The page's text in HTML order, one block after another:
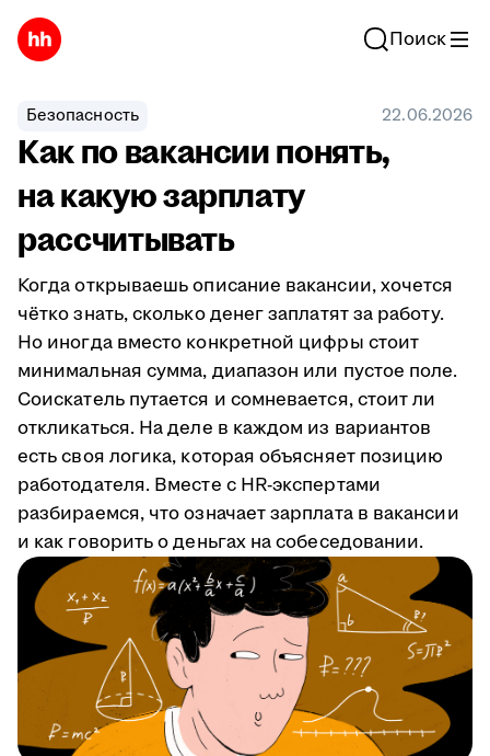
Поиск
Безопасность 22.06.2026
Как по вакансии понять,
на какую зарплату
рассчитывать
Когда открываешь описание вакансии, хочется
чётко знать, сколько денег заплатят за работу.
Но иногда вместо конкретной цифры стоит
минимальная сумма, диапазон или пустое поле.
Соискатель путается и сомневается, стоит ли
откликаться. На деле в каждом из вариантов
есть своя логика, которая объясняет позицию
работодателя. Вместе с HR-экспертами
разбираемся, что означает зарплата в вакансии
и как говорить о деньгах на собеседовании.